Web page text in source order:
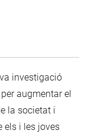
investigació
augmentar el
la societat i
els i les joves